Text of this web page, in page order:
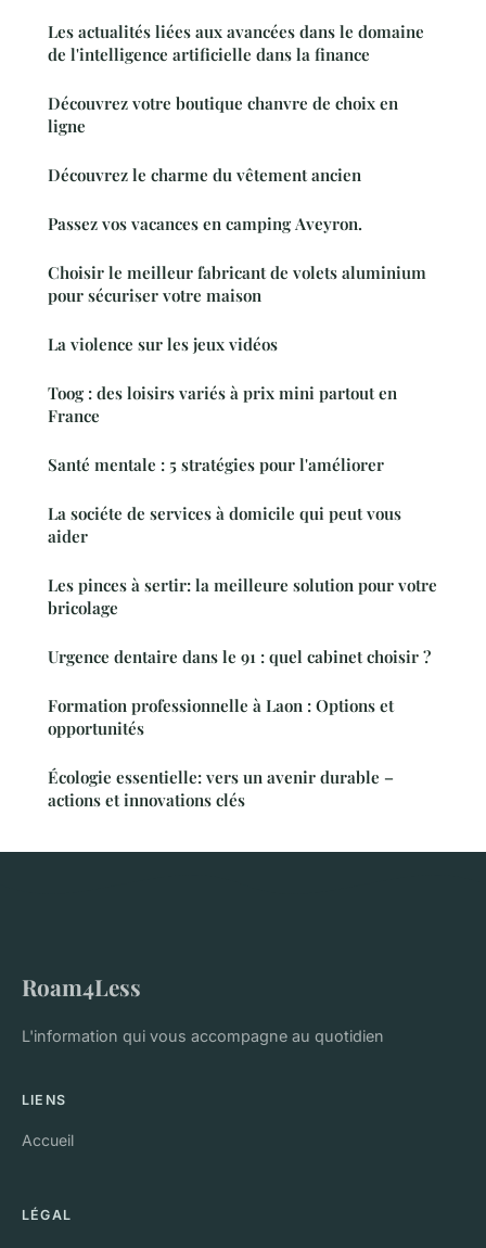
Les actualités liées aux avancées dans le domaine
de l'intelligence artificielle dans la finance
Découvrez votre boutique chanvre de choix en
ligne
Découvrez le charme du vêtement ancien
Passez vos vacances en camping Aveyron.
Choisir le meilleur fabricant de volets aluminium
pour sécuriser votre maison
La violence sur les jeux vidéos
Toog : des loisirs variés à prix mini partout en
France
Santé mentale : 5 stratégies pour l'améliorer
La sociéte de services à domicile qui peut vous
aider
Les pinces à sertir: la meilleure solution pour votre
bricolage
Urgence dentaire dans le 91 : quel cabinet choisir ?
Formation professionnelle à Laon : Options et
opportunités
Écologie essentielle: vers un avenir durable –
actions et innovations clés
Roam4Less
L'information qui vous accompagne au quotidien
LIENS
Accueil
LÉGAL